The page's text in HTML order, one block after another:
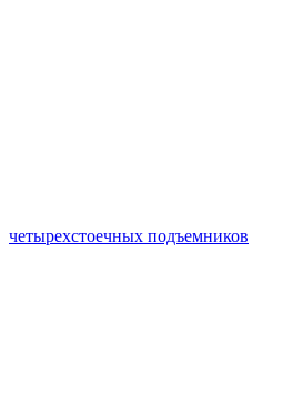
четырехстоечных подъемников